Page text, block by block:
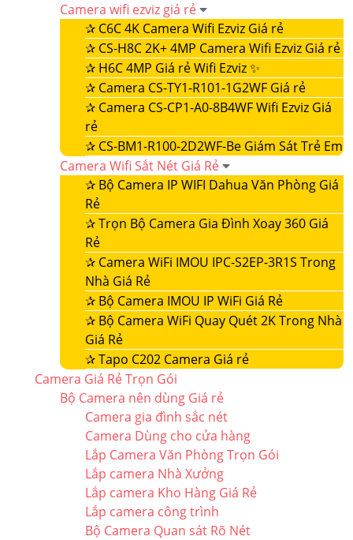
Camera wifi ezviz giá rẻ
✰ C6C 4K Camera Wifi Ezviz Giá rẻ
✰ CS-H8C 2K+ 4MP Camera Wifi Ezviz Giá rẻ
✰ H6C 4MP Giá rẻ Wifi Ezviz ✨
✰ Camera CS-TY1-R101-1G2WF Giá rẻ
✰ Camera CS-CP1-A0-8B4WF Wifi Ezviz Giá
rẻ
✰ CS-BM1-R100-2D2WF-Be Giám Sát Trẻ Em
Camera Wifi Sắt Nét Giá Rẻ
✰ Bộ Camera IP WIFI Dahua Văn Phòng Giá
Rẻ
✰Trọn Bộ Camera Gia Đình Xoay 360 Giá
Rẻ
✰ Camera WiFi IMOU IPC-S2EP-3R1S Trong
Nhà Giá Rẻ
✰ Bộ Camera IMOU IP WiFi Giá Rẻ
✰ Bộ Camera WiFi Quay Quét 2K Trong Nhà
Giá Rẻ
✰Tapo C202 Camera Giá rẻ
Camera Giá Rẻ Trọn Gói
Bộ Camera nên dùng Giá rẻ
Camera gia đình sắc nét
Camera Dùng cho cửa hàng
Lắp Camera Văn Phòng Trọn Gói
Lắp camera Nhà Xưởng
Lắp camera Kho Hàng Giá Rẻ
Lắp camera công trình
Bộ Camera Quan sát Rõ Nét